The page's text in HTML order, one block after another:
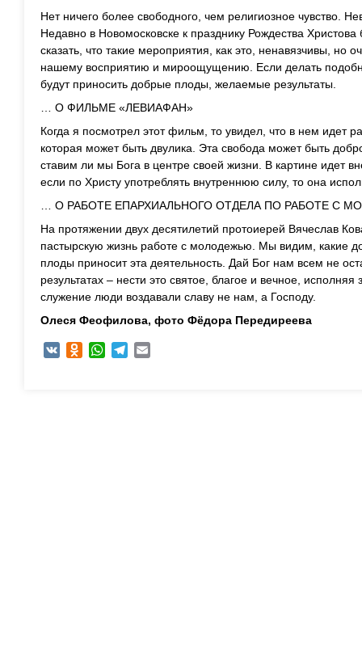
Нет ничего более свободного, чем религиозное чувство.
Недавно в Новомосковске к празднику Рождества
сказать, что такие мероприятия, как это, ненавязчивы, но
нашему восприятию и мироощущению. Если делать
будут приносить добрые плоды, желаемые результаты.
… О ФИЛЬМЕ «ЛЕВИАФАН»
Когда я посмотрел этот фильм, то увидел, что в нем идет
которая может быть двулика. Эта свобода может быть
ставим ли мы Бога в центре своей жизни. В картине идет
если по Христу употреблять внутреннюю силу, то она
… О РАБОТЕ ЕПАРХИАЛЬНОГО ОТДЕЛА ПО РАБОТЕ С
На протяжении двух десятилетий протоиерей Вячеслав
пастырскую жизнь работе с молодежью. Мы видим, какие
плоды приносит эта деятельность. Дай Бог нам всем не
результатах – нести это святое, благое и вечное, исполняя
служение люди воздавали славу не нам, а Господу.
Олеся Феофилова, фото Фёдора Передиреева
VK Odnoklassniki
WhatsAppTelegram